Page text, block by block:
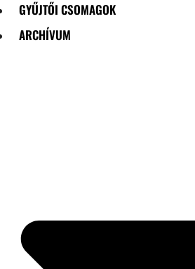
GYŰJTŐI CSOMAGOK
ARCHÍVUM